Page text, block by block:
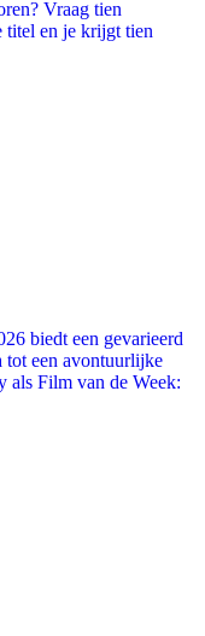
Vraag tien
titel en je krijgt tien
biedt een gevarieerd
tot een avontuurlijke
als Film van de Week: